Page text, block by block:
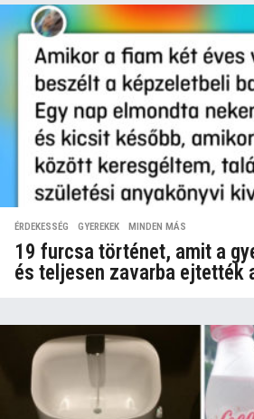
ÉRDEKESSÉG ,GYEREKEK ,MINDEN MÁS
19 furcsa történet, amit a
és teljesen zavarba ejtették